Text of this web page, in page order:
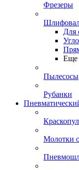
Фрезеры
Для
Еще
Пылесосы
Рубанки
Молотки